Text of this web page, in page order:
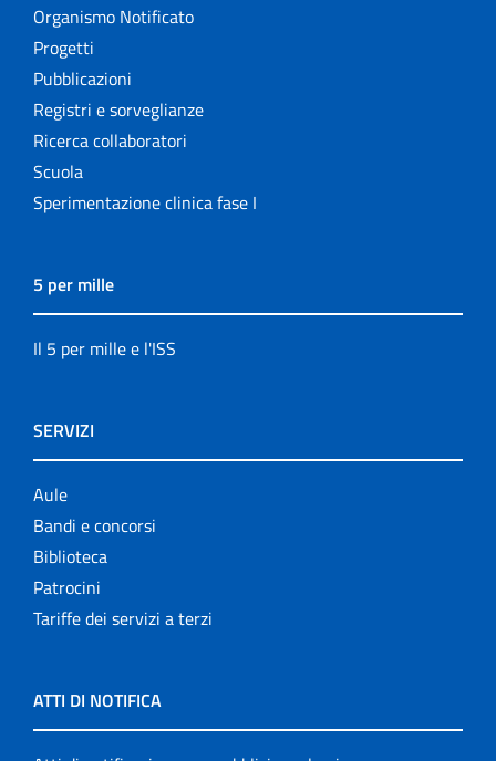
Organismo Notificato
Progetti
Pubblicazioni
Registri e sorveglianze
Ricerca collaboratori
Scuola
Sperimentazione clinica fase I
5 per mille
Il 5 per mille e l'ISS
SERVIZI
Aule
Bandi e concorsi
Biblioteca
Patrocini
Tariffe dei servizi a terzi
ATTI DI NOTIFICA